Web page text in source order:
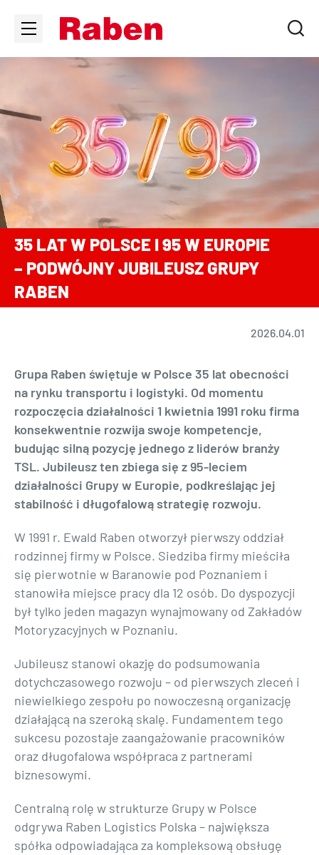
35 LAT W POLSCE I 95 W EUROPIE
– PODWÓJNY JUBILEUSZ GRUPY
RABEN
2026.04.01
Grupa Raben świętuje w Polsce 35 lat obecności
na rynku transportu i logistyki. Od momentu
rozpoczęcia działalności 1 kwietnia 1991 roku firma
konsekwentnie rozwija swoje kompetencje,
budując silną pozycję jednego z liderów branży
TSL. Jubileusz ten zbiega się z 95-leciem
działalności Grupy w Europie, podkreślając jej
stabilność i długofalową strategię rozwoju.
W 1991 r. Ewald Raben otworzył pierwszy oddział
rodzinnej firmy w Polsce. Siedziba firmy mieściła
się pierwotnie w Baranowie pod Poznaniem i
stanowiła miejsce pracy dla 12 osób. Do dyspozycji
był tylko jeden magazyn wynajmowany od Zakładów
Motoryzacyjnych w Poznaniu.
Jubileusz stanowi okazję do podsumowania
dotychczasowego rozwoju – od pierwszych zleceń i
niewielkiego zespołu po nowoczesną organizację
działającą na szeroką skalę. Fundamentem tego
sukcesu pozostaje zaangażowanie pracowników
oraz długofalowa współpraca z partnerami
biznesowymi.
Centralną rolę w strukturze Grupy w Polsce
odgrywa Raben Logistics Polska – największa
spółka odpowiadająca za kompleksową obsługę